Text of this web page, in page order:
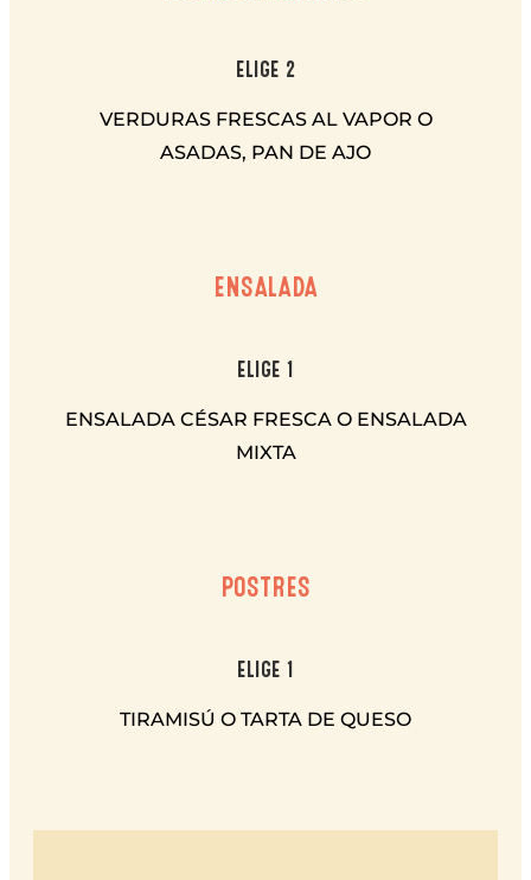
ELIGE 2
VERDURAS FRESCAS AL VAPOR O
ASADAS, PAN DE AJO
ENSALADA
ELIGE 1
ENSALADA CÉSAR FRESCA O ENSALADA
MIXTA
POSTRES
ELIGE 1
TIRAMISÚ O TARTA DE QUESO